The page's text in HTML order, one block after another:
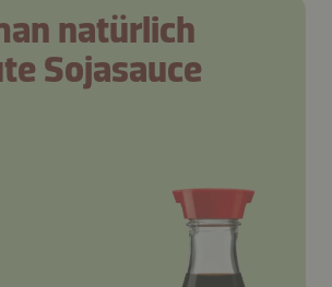
natürlich
Sojasauce